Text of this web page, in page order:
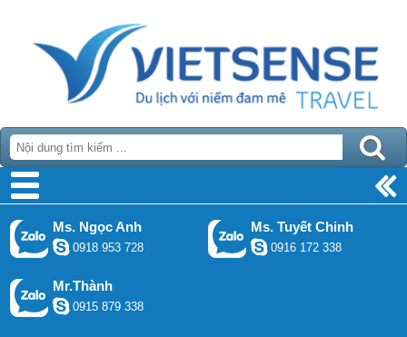
Ms. Ngọc Anh
0918 953 728
Ms. Tuyết Chinh
0916 172 338
Mr.Thành
0915 879 338